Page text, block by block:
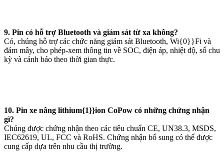
9. Pin có hỗ trợ Bluetooth và giám sát từ xa không?
Có, chúng hỗ trợ các chức năng giám sát Bluetooth, Wi{0}}Fi và
đám mây, cho phép-xem thông tin về SOC, điện áp, nhiệt độ, số chu
kỳ và cảnh báo theo thời gian thực.
10. Pin xe nâng lithium{1}}ion CoPow có những chứng nhận
gì?
Chúng được chứng nhận theo các tiêu chuẩn CE, UN38.3, MSDS,
IEC62619, UL, FCC và RoHS. Chứng nhận bổ sung có thể được
cung cấp dựa trên nhu cầu thị trường.